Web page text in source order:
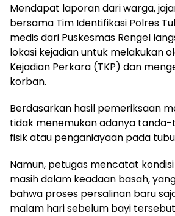
​Mendapat laporan dari warga,
bersama Tim Identifikasi Polres
medis dari Puskesmas Rengel
lokasi kejadian untuk melakukan
Kejadian Perkara (TKP) dan
korban.
​Berdasarkan hasil pemeriksaan
tidak menemukan adanya
fisik atau penganiayaan pada
Namun, petugas mencatat
masih dalam keadaan basah,
bahwa proses persalinan baru
malam hari sebelum bayi